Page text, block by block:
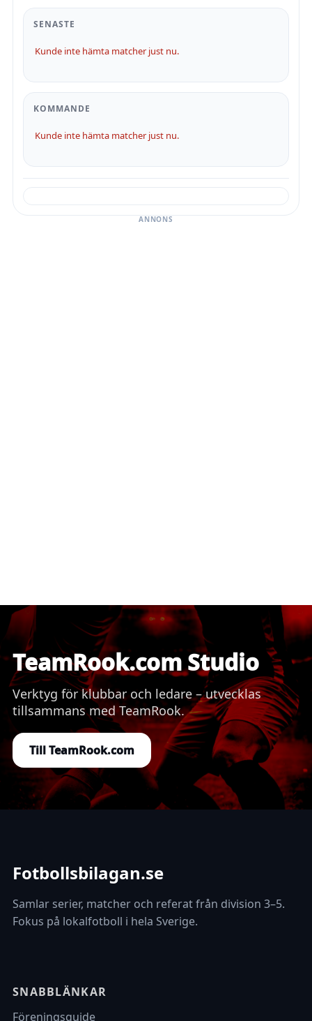
SENASTE
Kunde inte hämta matcher just nu.
KOMMANDE
Kunde inte hämta matcher just nu.
ANNONS
TeamRook.com Studio
Verktyg för klubbar och ledare – utvecklas
tillsammans med TeamRook.
Till TeamRook.com
Fotbollsbilagan.se
Samlar serier, matcher och referat från division 3–5.
Fokus på lokalfotboll i hela Sverige.
SNABBLÄNKAR
Föreningsguide